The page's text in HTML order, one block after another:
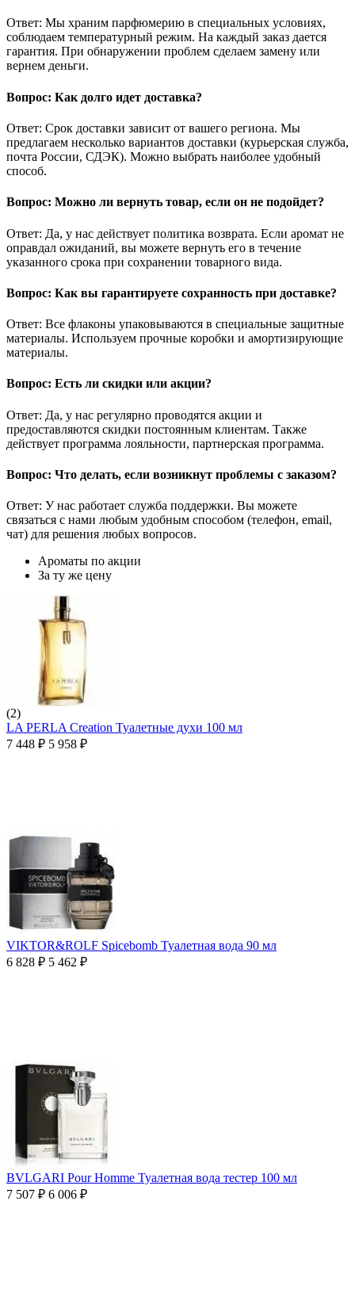
Ответ: Мы храним парфюмерию в специальных условиях,
соблюдаем температурный режим. На каждый заказ дается
гарантия. При обнаружении проблем сделаем замену или
вернем деньги.
Вопрос: Как долго идет доставка?
Ответ: Срок доставки зависит от вашего региона. Мы
предлагаем несколько вариантов доставки (курьерская служба,
почта России, СДЭК). Можно выбрать наиболее удобный
способ.
Вопрос: Можно ли вернуть товар, если он не подойдет?
Ответ: Да, у нас действует политика возврата. Если аромат не
оправдал ожиданий, вы можете вернуть его в течение
указанного срока при сохранении товарного вида.
Вопрос: Как вы гарантируете сохранность при доставке?
Ответ: Все флаконы упаковываются в специальные защитные
материалы. Используем прочные коробки и амортизирующие
материалы.
Вопрос: Есть ли скидки или акции?
Ответ: Да, у нас регулярно проводятся акции и
предоставляются скидки постоянным клиентам. Также
действует программа лояльности, партнерская программа.
Вопрос: Что делать, если возникнут проблемы с заказом?
Ответ: У нас работает служба поддержки. Вы можете
связаться с нами любым удобным способом (телефон, email,
чат) для решения любых вопросов.
Ароматы по акции
За ту же цену
(2)
LA PERLA Creation Туалетные духи 100 мл
7 448 ₽ 5 958 ₽
VIKTOR&ROLF Spicebomb Туалетная вода 90 мл
6 828 ₽ 5 462 ₽
BVLGARI Pour Homme Туалетная вода тестер 100 мл
7 507 ₽ 6 006 ₽